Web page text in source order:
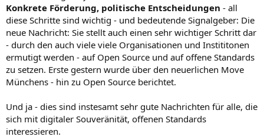
Konkrete Förderung, politische Entscheidungen - all
diese Schritte sind wichtig - und bedeutende Signalgeber: Die
neue Nachricht: Sie stellt auch einen sehr wichtiger Schritt dar
- durch den auch viele viele Organisationen und Instititonen
ermutigt werden - auf Open Source und auf offene Standards
zu setzen. Erste gestern wurde über den neuerlichen Move
Münchens - hin zu Open Source berichtet.
Und ja - dies sind instesamt sehr gute Nachrichten für alle, die
sich mit digitaler Souveränität, offenen Standards
interessieren.